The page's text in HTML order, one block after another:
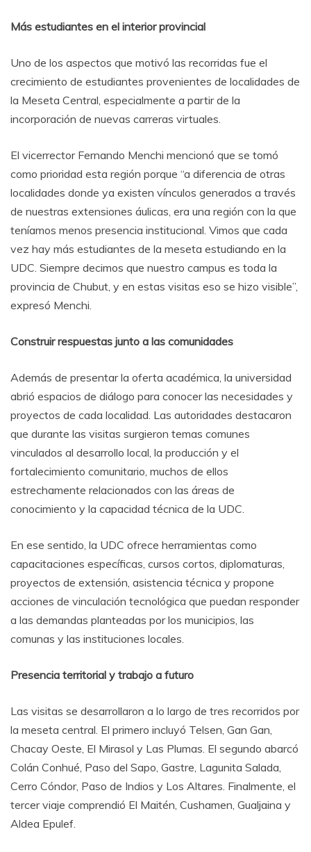
Más estudiantes en el interior provincial
Uno de los aspectos que motivó las recorridas fue el
crecimiento de estudiantes provenientes de localidades de
la Meseta Central, especialmente a partir de la
incorporación de nuevas carreras virtuales.
El vicerrector Fernando Menchi mencionó que se tomó
como prioridad esta región porque “a diferencia de otras
localidades donde ya existen vínculos generados a través
de nuestras extensiones áulicas, era una región con la que
teníamos menos presencia institucional. Vimos que cada
vez hay más estudiantes de la meseta estudiando en la
UDC. Siempre decimos que nuestro campus es toda la
provincia de Chubut, y en estas visitas eso se hizo visible”,
expresó Menchi.
Construir respuestas junto a las comunidades
Además de presentar la oferta académica, la universidad
abrió espacios de diálogo para conocer las necesidades y
proyectos de cada localidad. Las autoridades destacaron
que durante las visitas surgieron temas comunes
vinculados al desarrollo local, la producción y el
fortalecimiento comunitario, muchos de ellos
estrechamente relacionados con las áreas de
conocimiento y la capacidad técnica de la UDC.
En ese sentido, la UDC ofrece herramientas como
capacitaciones específicas, cursos cortos, diplomaturas,
proyectos de extensión, asistencia técnica y propone
acciones de vinculación tecnológica que puedan responder
a las demandas planteadas por los municipios, las
comunas y las instituciones locales.
Presencia territorial y trabajo a futuro
Las visitas se desarrollaron a lo largo de tres recorridos por
la meseta central. El primero incluyó Telsen, Gan Gan,
Chacay Oeste, El Mirasol y Las Plumas. El segundo abarcó
Colán Conhué, Paso del Sapo, Gastre, Lagunita Salada,
Cerro Cóndor, Paso de Indios y Los Altares. Finalmente, el
tercer viaje comprendió El Maitén, Cushamen, Gualjaina y
Aldea Epulef.